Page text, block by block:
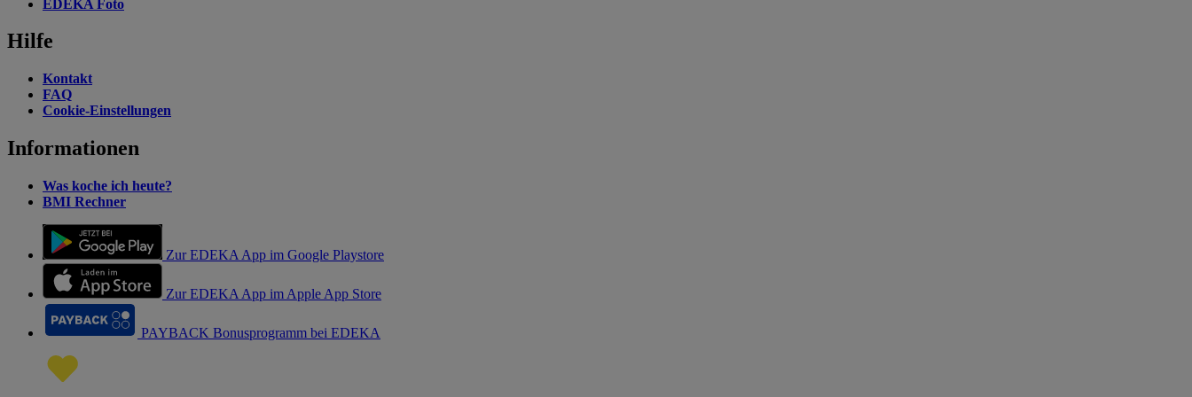
EDEKA Foto
Hilfe
Kontakt
FAQ
Cookie-Einstellungen
Informationen
Was koche ich heute?
BMI Rechner
Zur EDEKA App im Google Playstore
Zur EDEKA App im Apple App Store
PAYBACK Bonusprogramm bei EDEKA